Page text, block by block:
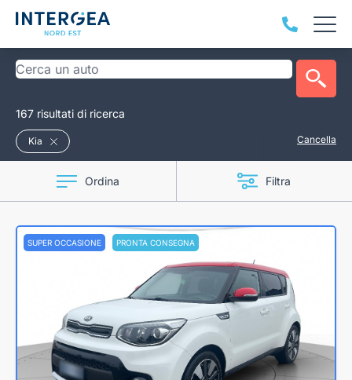
167 risultati di ricerca
Kia Cancella
Ordina Filtra
SUPER OCCASIONE PRONTA CONSEGNA